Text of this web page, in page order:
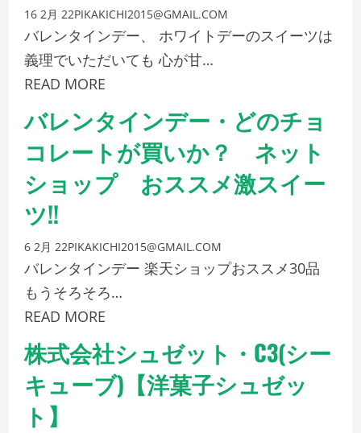
16 2月 22PIKAKICHI2015@GMAIL.COM
バレンタインデー、 ホワイトデーのスイーツは
義理でいただいても 心が甘…
READ MORE
バレンタインデー・どのチョ
コレートが買いか？ ネット
ショップ おススメ激スイー
ツ!!
6 2月 22PIKAKICHI2015@GMAIL.COM
バレンタインデー 楽天ショップおススメ30品
もうそろそろ…
READ MORE
株式会社シュゼット・C3(シー
キューブ)【洋菓子シュゼッ
ト】